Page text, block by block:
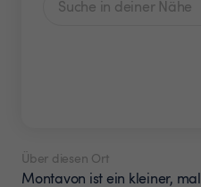
Über diesen Ort
Montavon ist ein kleiner,